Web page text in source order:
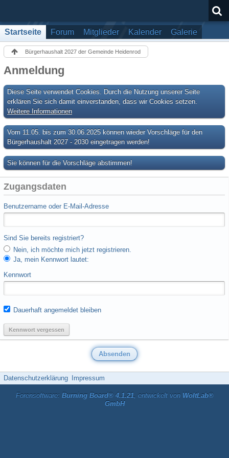
Startseite Forum Mitglieder Kalender Galerie
Bürgerhaushalt 2027 der Gemeinde Heidenrod
Anmeldung
Diese Seite verwendet Cookies. Durch die Nutzung unserer Seite
erklären Sie sich damit einverstanden, dass wir Cookies setzen.
Weitere Informationen
Vom 11.05. bis zum 30.06.2025 können wieder Vorschläge für den
Bürgerhaushalt 2027 - 2030 eingetragen werden!
Sie können für die Vorschläge abstimmen!
Zugangsdaten
Benutzername oder E-Mail-Adresse
Sind Sie bereits registriert?
Nein, ich möchte mich jetzt registrieren.
Ja, mein Kennwort lautet:
Kennwort
Dauerhaft angemeldet bleiben
Kennwort vergessen
Datenschutzerklärung Impressum
Forensoftware: Burning Board® 4.1.21, entwickelt von WoltLab®
GmbH